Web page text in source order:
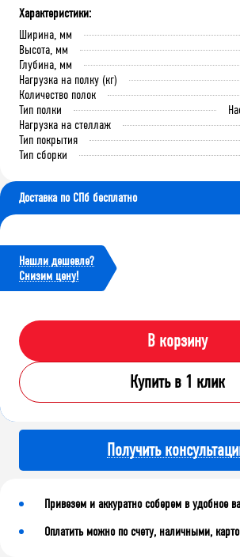
Характеристики:
Ширина, мм
Высота, мм
Глубина, мм
Нагрузка на полку (кг)
Количество полок
Тип полки
Нагрузка на стеллаж
Тип покрытия
Тип сборки
Доставка по СПб бесплатно
Нашли дешевле?
Cнизим цену!
В корзину
Купить в 1 клик
Получить
Привезем и аккуратно соберем в удобное
Оплатить можно по счету, наличными,